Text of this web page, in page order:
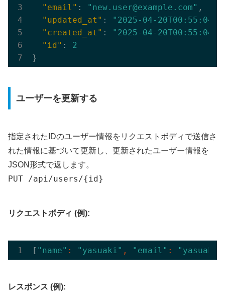
"email" : "new.user@example.com" ,
"updated_at" :
"2025-04-
"created_at" :
"2025-04-
"id" : 2
ユーザーを更新する
指定されたIDのユーザー情報をリクエストボディで送信さ
れた情報に基づいて更新し、更新されたユーザー情報を
JSON形式で返します。
PUT /api/users/{id}
リクエストボディ (例):
[ "name" : "yasuaki" , "email" :
レスポンス (例):